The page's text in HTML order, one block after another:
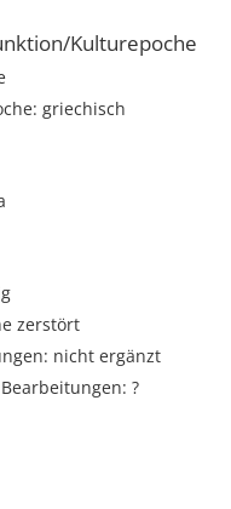
Kulturepoche
griechisch
zerstört
nicht ergänzt
?